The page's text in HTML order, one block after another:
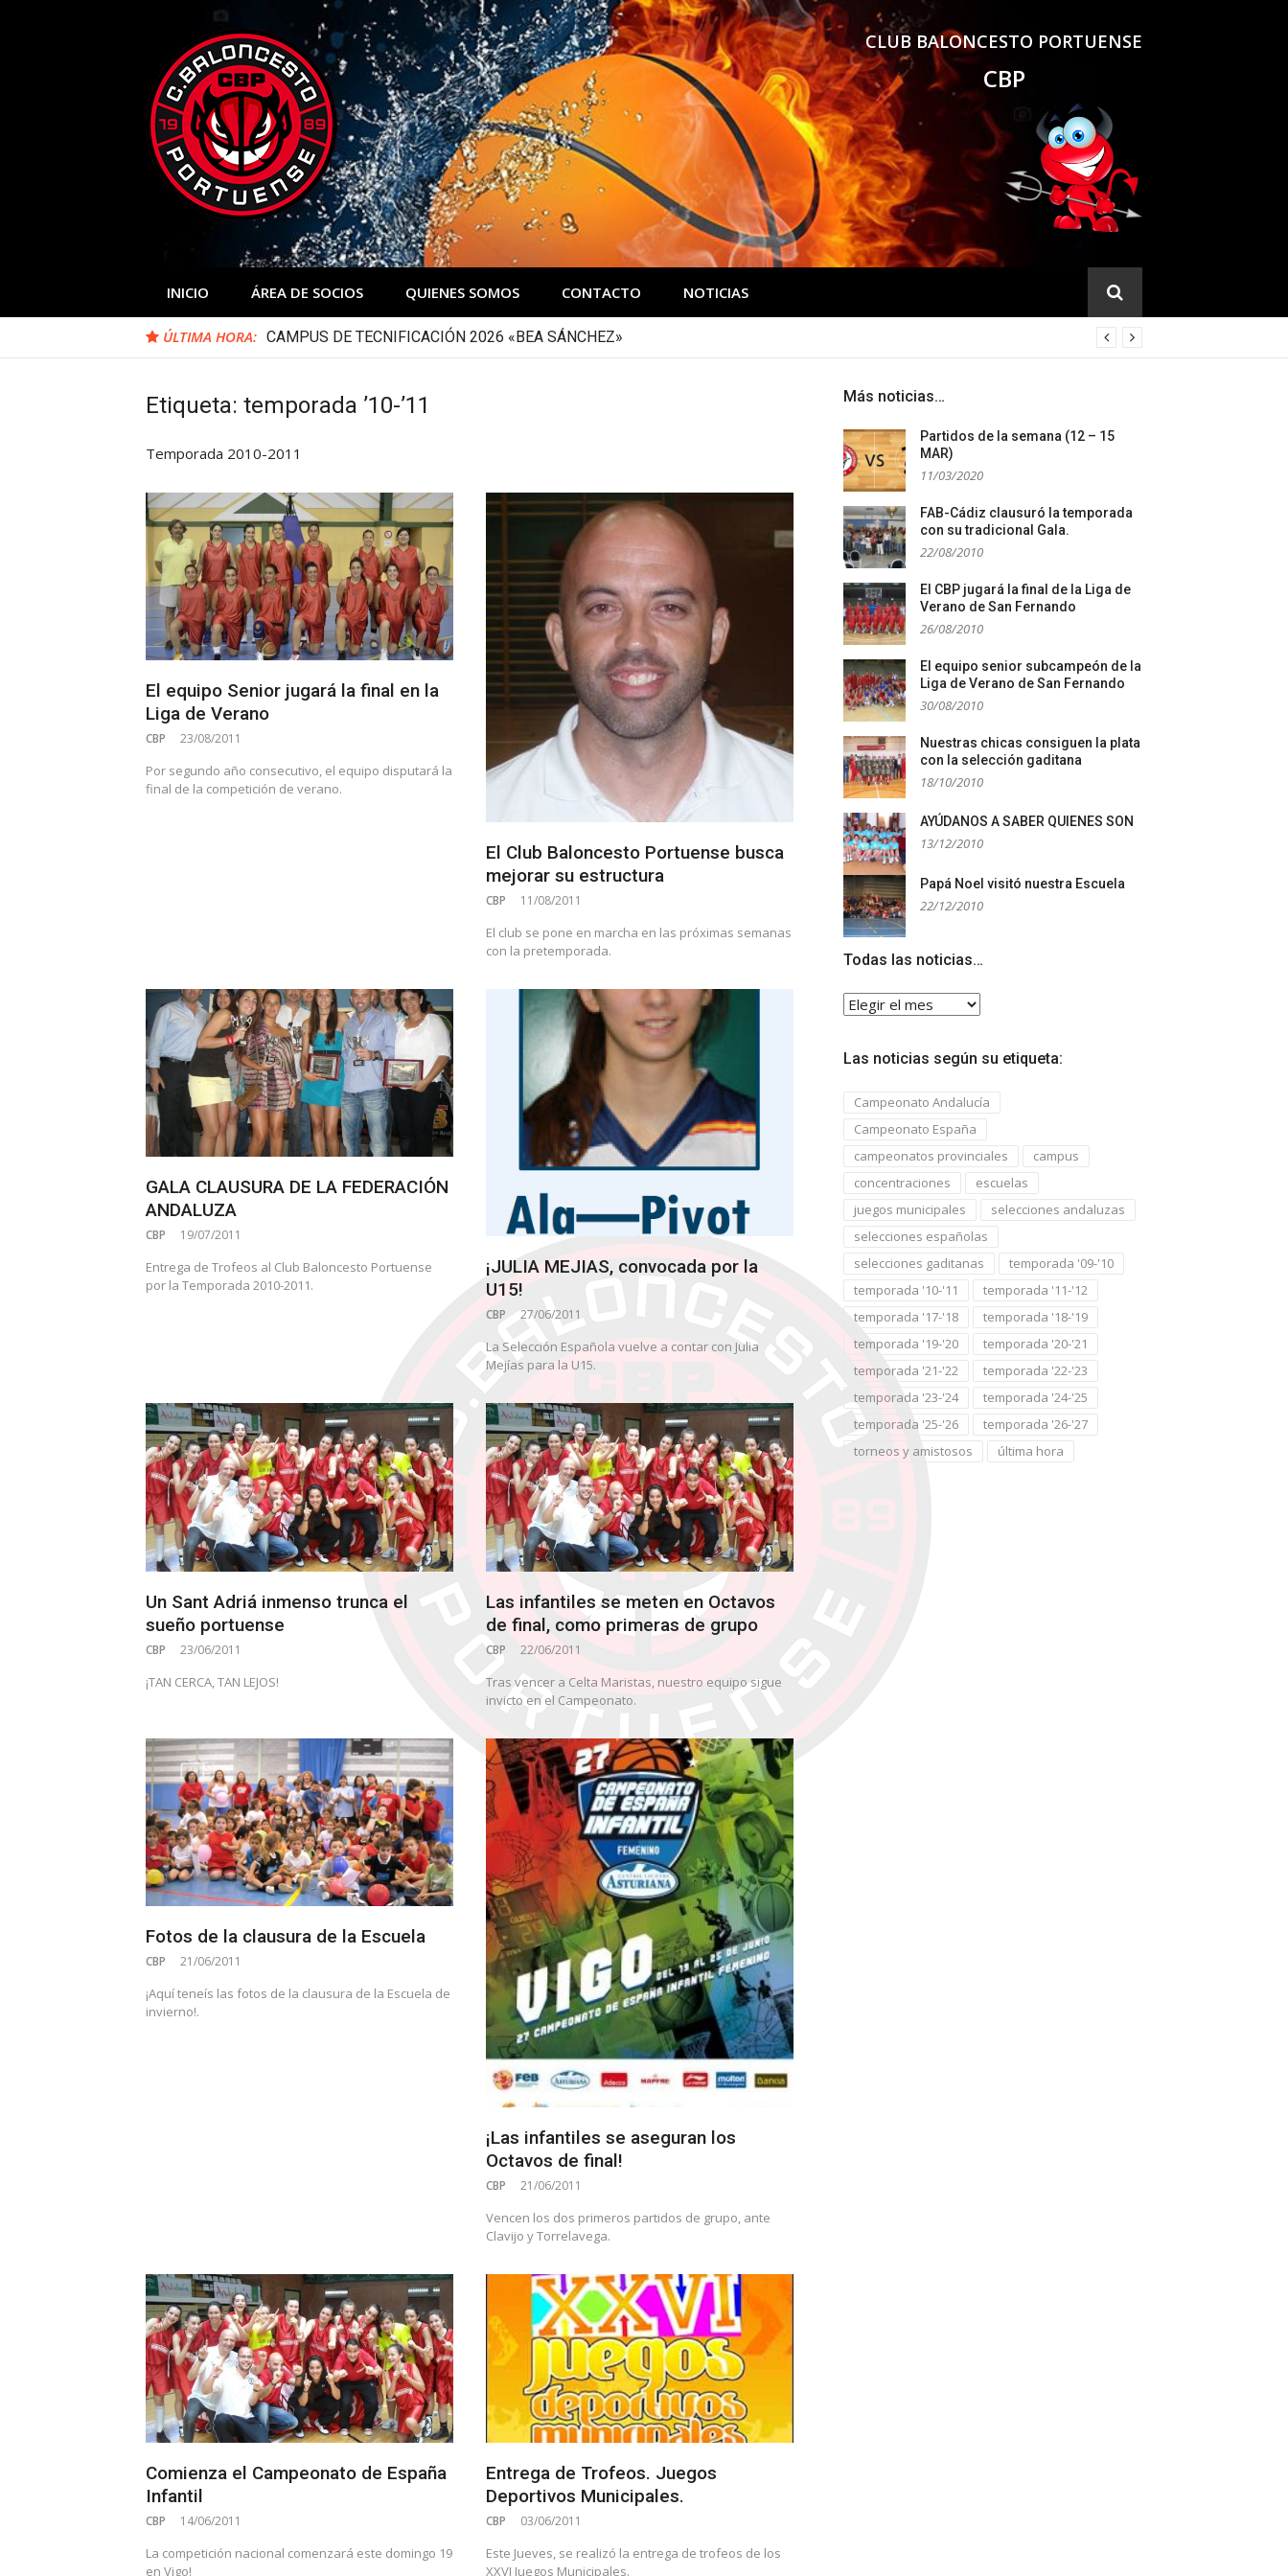
CLUB BALONCESTO PORTUENSE
CBP
INICIO ÁREA DE SOCIOS QUIENES SOMOS CONTACTO NOTICIAS
ÚLTIMA HORA: CAMPUS DE TECNIFICACIÓN 2026 «BEA SÁNCHEZ»
Etiqueta: temporada ’10-’11
Temporada 2010-2011
El equipo Senior jugará la final en la
Liga de Verano
CBP 23/08/2011
Por segundo año consecutivo, el equipo disputará la
final de la competición de verano.
El Club Baloncesto Portuense busca
mejorar su estructura
CBP 11/08/2011
El club se pone en marcha en las próximas semanas
con la pretemporada.
GALA CLAUSURA DE LA FEDERACIÓN
ANDALUZA
CBP 19/07/2011
Entrega de Trofeos al Club Baloncesto Portuense
por la Temporada 2010-2011.
¡JULIA MEJIAS, convocada por la
U15!
CBP 27/06/2011
La Selección Española vuelve a contar con Julia
Mejías para la U15.
Un Sant Adriá inmenso trunca el
sueño portuense
CBP 23/06/2011
¡TAN CERCA, TAN LEJOS!
Las infantiles se meten en Octavos
de final, como primeras de grupo
CBP 22/06/2011
Tras vencer a Celta Maristas, nuestro equipo sigue
invicto en el Campeonato.
Fotos de la clausura de la Escuela
CBP 21/06/2011
¡Aquí teneís las fotos de la clausura de la Escuela de
invierno!.
¡Las infantiles se aseguran los
Octavos de final!
CBP 21/06/2011
Vencen los dos primeros partidos de grupo, ante
Clavijo y Torrelavega.
Comienza el Campeonato de España
Infantil
CBP 14/06/2011
La competición nacional comenzará este domingo 19
en Vigo!
Entrega de Trofeos. Juegos
Deportivos Municipales.
CBP 03/06/2011
Este Jueves, se realizó la entrega de trofeos de los
XXVI Juegos Municipales.
Más noticias…
Partidos de la semana (12 – 15
MAR)
11/03/2020
FAB-Cádiz clausuró la temporada
con su tradicional Gala.
22/08/2010
El CBP jugará la final de la Liga de
Verano de San Fernando
26/08/2010
El equipo senior subcampeón de la
Liga de Verano de San Fernando
30/08/2010
Nuestras chicas consiguen la plata
con la selección gaditana
18/10/2010
AYÚDANOS A SABER QUIENES SON
13/12/2010
Papá Noel visitó nuestra Escuela
22/12/2010
Todas las noticias…
Todas
las
Las noticias según su etiqueta:
Campeonato Andalucía
Campeonato España
campeonatos provinciales
campus
concentraciones
escuelas
juegos municipales
selecciones andaluzas
selecciones españolas
selecciones gaditanas
temporada '09-'10
temporada '10-'11
temporada '11-'12
temporada '17-'18
temporada '18-'19
temporada '19-'20
temporada '20-'21
temporada '21-'22
temporada '22-'23
temporada '23-'24
temporada '24-'25
temporada '25-'26
temporada '26-'27
torneos y amistosos
última hora